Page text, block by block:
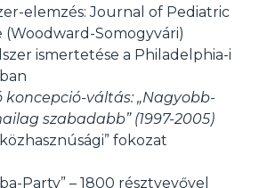
elemzés: Journal of Pediatric
(Woodward-Somogyvári)
ismertetése a Philadelphia-i
váltás: „Nagyobb-
szabadabb” (1997-2005)
fokozat
Party” – 1800 résztvevővel